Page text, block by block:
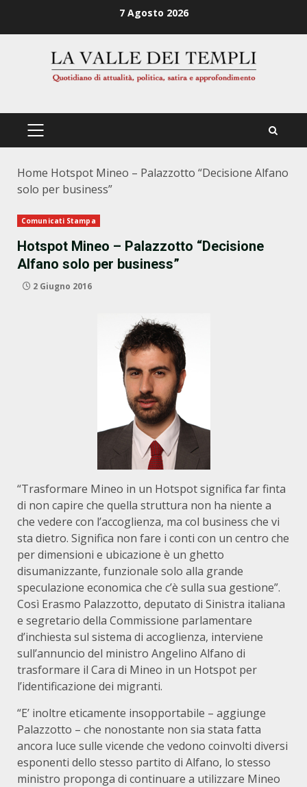
7 Agosto 2026
PRIMÄRES
Home Hotspot Mineo – Palazzotto “Decisione Alfano
solo per business”
Comunicati Stampa
Hotspot Mineo – Palazzotto “Decisione
Alfano solo per business”
2 Giugno 2016
“Trasformare Mineo in un Hotspot significa far finta
di non capire che quella struttura non ha niente a
che vedere con l’accoglienza, ma col business che vi
sta dietro. Significa non fare i conti con un centro che
per dimensioni e ubicazione è un ghetto
disumanizzante, funzionale solo alla grande
speculazione economica che c’è sulla sua gestione”.
Così Erasmo Palazzotto, deputato di Sinistra italiana
e segretario della Commissione parlamentare
d’inchiesta sul sistema di accoglienza, interviene
sull’annuncio del ministro Angelino Alfano di
trasformare il Cara di Mineo in un Hotspot per
l’identificazione dei migranti.
“E’ inoltre eticamente insopportabile – aggiunge
Palazzotto – che nonostante non sia stata fatta
ancora luce sulle vicende che vedono coinvolti diversi
esponenti dello stesso partito di Alfano, lo stesso
ministro proponga di continuare a utilizzare Mineo